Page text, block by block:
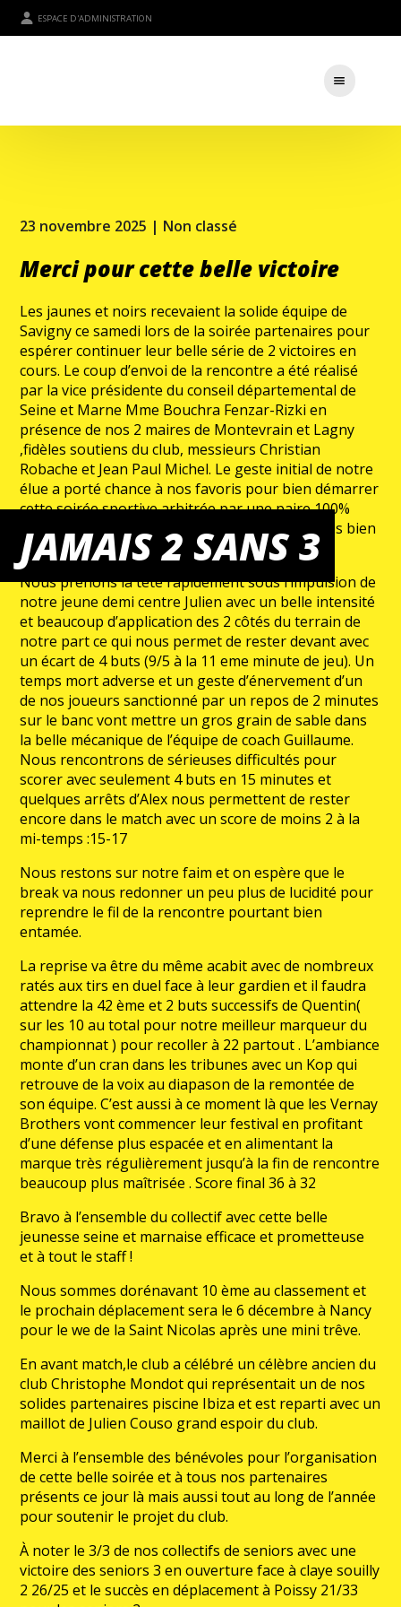
ESPACE D'ADMINISTRATION
JAMAIS 2 SANS 3
23 novembre 2025 | Non classé
Merci pour cette belle victoire
Les jaunes et noirs recevaient la solide équipe de
Savigny ce samedi lors de la soirée partenaires pour
espérer continuer leur belle série de 2 victoires en
cours. Le coup d’envoi de la rencontre a été réalisé
par la vice présidente du conseil départemental de
Seine et Marne Mme Bouchra Fenzar-Rizki en
présence de nos 2 maires de Montevrain et Lagny
,fidèles soutiens du club, messieurs Christian
Robache et Jean Paul Michel. Le geste initial de notre
élue a porté chance à nos favoris pour bien démarrer
cette soirée sportive arbitrée par une paire 100%
féminine pour leur première à Montevrain , très bien
gérée ,à MSA.
Nous prenons la tête rapidement sous l’impulsion de
notre jeune demi centre Julien avec un belle intensité
et beaucoup d’application des 2 côtés du terrain de
notre part ce qui nous permet de rester devant avec
un écart de 4 buts (9/5 à la 11 eme minute de jeu). Un
temps mort adverse et un geste d’énervement d’un
de nos joueurs sanctionné par un repos de 2 minutes
sur le banc vont mettre un gros grain de sable dans
la belle mécanique de l’équipe de coach Guillaume.
Nous rencontrons de sérieuses difficultés pour
scorer avec seulement 4 buts en 15 minutes et
quelques arrêts d’Alex nous permettent de rester
encore dans le match avec un score de moins 2 à la
mi-temps :15-17
Nous restons sur notre faim et on espère que le
break va nous redonner un peu plus de lucidité pour
reprendre le fil de la rencontre pourtant bien
entamée.
La reprise va être du même acabit avec de nombreux
ratés aux tirs en duel face à leur gardien et il faudra
attendre la 42 ème et 2 buts successifs de Quentin(
sur les 10 au total pour notre meilleur marqueur du
championnat ) pour recoller à 22 partout . L’ambiance
monte d’un cran dans les tribunes avec un Kop qui
retrouve de la voix au diapason de la remontée de
son équipe. C’est aussi à ce moment là que les Vernay
Brothers vont commencer leur festival en profitant
d’une défense plus espacée et en alimentant la
marque très régulièrement jusqu’à la fin de rencontre
beaucoup plus maîtrisée . Score final 36 à 32
Bravo à l’ensemble du collectif avec cette belle
jeunesse seine et marnaise efficace et prometteuse
et à tout le staff !
Nous sommes dorénavant 10 ème au classement et
le prochain déplacement sera le 6 décembre à Nancy
pour le we de la Saint Nicolas après une mini trêve.
En avant match,le club a célébré un célèbre ancien du
club Christophe Mondot qui représentait un de nos
solides partenaires piscine Ibiza et est reparti avec un
maillot de Julien Couso grand espoir du club.
Merci à l’ensemble des bénévoles pour l’organisation
de cette belle soirée et à tous nos partenaires
présents ce jour là mais aussi tout au long de l’année
pour soutenir le projet du club.
À noter le 3/3 de nos collectifs de seniors avec une
victoire des seniors 3 en ouverture face à claye souilly
2 26/25 et le succès en déplacement à Poissy 21/33